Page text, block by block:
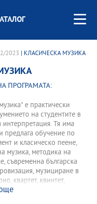
2023 | КЛАСИЧЕСКА МУЗИКА
ПРОГРАМАТА:
е практически
на студентите в
интерпретация. Тя има
предлага обучение по
и класическо пеене,
музика, методика на
съвременна българска
музициране в
квартет, квинтет,
със своите